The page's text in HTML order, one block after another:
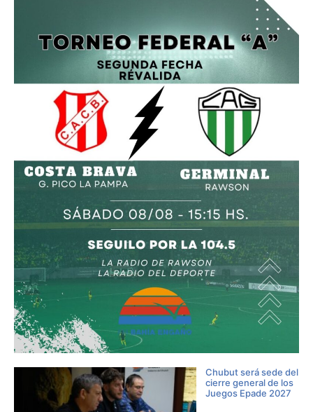
Chubut será sede del
cierre general de los
Juegos Epade 2027